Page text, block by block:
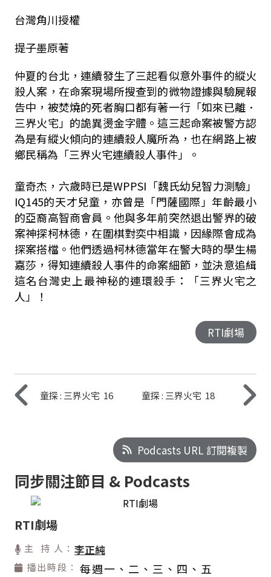
台灣角川授權
提子墨原著
仲夏的台北，連續發生了三起看似意外事件的縱火
殺人案，在命案現場所搜查到的微物證據與驗屍報
告中，被焚燒的死者胸口都有著一行「如來已離．
三界火宅」的詭異燙金字體。這三起命案被警方認
為是有縱火傾向的連續殺人魔所為，也在網路上被
鄉民稱為「三界火宅連續殺人事件」。
童奇杰，六歲時已是WPPSI「魏氏幼兒智力測驗」
IQ145的天才兒童，亦曾是「門薩國際」年齡最小
的亞裔高智商會員。他與多年前突然退出警界的破
案神探柯林德，在圍棋對奕中相識，因緣際會成為
探案搭檔。他們透過柯林德當年在警大時的學生楊
嘉莎，得知連續殺人事件的命案細節，並決意追緝
這名台灣史上最神秘的連環殺手：「三界火宅之
人」！
RTI劇場
童探 : 三界火宅 16 童探 : 三界火宅 18
Podcasts URL 訂閱複製
同步關注節目 & Podcasts
RTI劇場
主 持 人： 李正純
播出時段： 每週一、二、三、四、五